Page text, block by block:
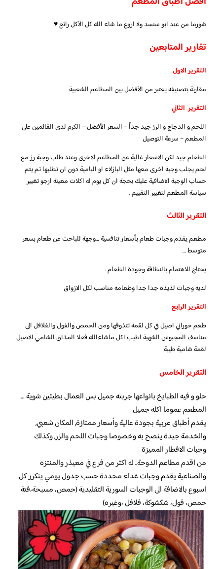
شورما من عند ابو سنسد ولا اروع ما شاء الله كل الأكل رائع ♥️
تقارير المتابعين
التقرير الاول
مقارنة بتصنيفه يعتبر من الأفضل بين المطاعم الشعبية
التقرير الثاني
اللحم و الدجاج و الرز جيد جداً – السعر الأفضل – الكرم لدى القائمين على
المطعم – سرعة التوصيل
الطعام جيد لكن الاسعار غالية عن المطاعم الاخرى وعند طلب وجبة رز مع
لحم يجلب وجبة اخرى معها مثل البازلاء او البامية دون ان تطلبها ثم يتم
حساب الوجبة الاضافية عليك بحجة ان كل يوم له اكلات معينة ارجو تغيير
سياسة المطعم لتغيير التقييم .
التقرير الثالث
مطعم يقدم وجبات طعام بأسعار تنافسية …وجهة للباحث عن طعام بسعر
متوسط …
يحتاج للاهتمام بالنظافة وجودة الطعام .
لديه وجبات لذيذة جدا جدا وطعامه مناسب لكل الازواق
التقرير الرابع
طعم حوراني اصيل في كل لقمة تتذوقها ومن الحمص والفول والفلافل الى
مناسف المجبوس الشهية اطيب اكل ماشاءالله فعلا المذاق الشامي الاصيل
لقمة شامية طيبة
التقرير الخامس
حلو و فيه الطبايخ بانواعها جربته جميل بس العمال بطيئين شوية …
المطعم عموما اكله جميل
يقدم أطباق عربية بجودة عالية وأسعار ممتازة, المكان شعبي,
والخدمة جيدة ينصح به وخصوصا وجبات اللحم والزر, وكذلك
وجبات الافطار المميزة
من اقدم مطاعم الدوحة.. له اكثر من فرع في معيذر والمنتزه
والصناعية يقدم وجبات غداء محددة حسب جدول يومي يتكرر كل
اسبوع بالاضافة الى الوجبات السورية التقليدية (حمص، مسبحة،فتة
حمص، فول، شكشوكة، فلافل ،وغيره)